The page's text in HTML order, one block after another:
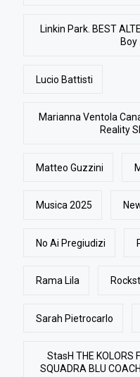
Linkin Park. BEST
Boy
Lucio Battisti
Marianna Ventola
Reality
Matteo Guzzini
Musica 2025
No Ai Pregiudizi
Rama Lila
Sarah Pietrocarlo
StasH THE KOLORS
SQUADRA BLU